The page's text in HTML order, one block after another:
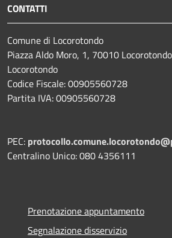
CONTATTI
Comune di Locorotondo
Piazza Aldo Moro, 1, 70010
Locorotondo
Codice Fiscale: 00905560728
Partita IVA: 00905560728
PEC:
Centralino Unico: 080 4356111
Prenotazione appuntamento
Segnalazione disservizio